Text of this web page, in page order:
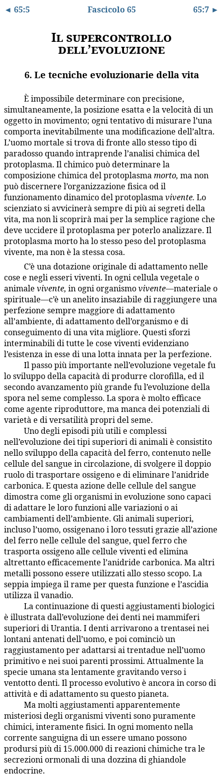
◄ 65:5 Fascicolo 65 65:7 ►
Il supercontrollo
dell’evoluzione
6. Le tecniche evoluzionarie della vita
È impossibile determinare con precisione,
simultaneamente, la posizione esatta e la velocità di un
oggetto in movimento; ogni tentativo di misurare l’una
comporta inevitabilmente una modificazione dell’altra.
L’uomo mortale si trova di fronte allo stesso tipo di
paradosso quando intraprende l’analisi chimica del
protoplasma. Il chimico può determinare la
composizione chimica del protoplasmamorto, ma non
può discernere l’organizzazione fisica od il
funzionamento dinamico del protoplasmavivente. Lo
scienziato si avvicinerà sempre di più ai segreti della
vita, ma non li scoprirà mai per la semplice ragione che
deve uccidere il protoplasma per poterlo analizzare. Il
protoplasma morto ha lo stesso peso del protoplasma
vivente, ma non è la stessa cosa.
C’è una dotazione originale di adattamento nelle
cose e negli esseri viventi. In ogni cellula vegetale o
animale vivente, in ogni organismovivente—materiale o
spirituale—c’è un anelito insaziabile di raggiungere una
perfezione sempre maggiore di adattamento
all’ambiente, di adattamento dell’organismo e di
conseguimento di una vita migliore. Questi sforzi
interminabili di tutte le cose viventi evidenziano
l’esistenza in esse di una lotta innata per la perfezione.
Il passo più importante nell’evoluzione vegetale fu
lo sviluppo della capacità di produrre clorofilla, ed il
secondo avanzamento più grande fu l’evoluzione della
spora nel seme complesso. La spora è molto efficace
come agente riproduttore, ma manca dei potenziali di
varietà e di versatilità propri del seme.
Uno degli episodi più utili e complessi
nell’evoluzione dei tipi superiori di animali è consistito
nello sviluppo della capacità del ferro, contenuto nelle
cellule del sangue in circolazione, di svolgere il doppio
ruolo di trasportare ossigeno e di eliminare l’anidride
carbonica. E questa azione delle cellule del sangue
dimostra come gli organismi in evoluzione sono capaci
di adattare le loro funzioni alle variazioni o ai
cambiamenti dell’ambiente. Gli animali superiori,
incluso l’uomo, ossigenano i loro tessuti grazie all’azione
del ferro nelle cellule del sangue, quel ferro che
trasporta ossigeno alle cellule viventi ed elimina
altrettanto efficacemente l’anidride carbonica. Ma altri
metalli possono essere utilizzati allo stesso scopo. La
seppia impiega il rame per questa funzione e l’ascidia
utilizza il vanadio.
La continuazione di questi aggiustamenti biologici
è illustrata dall’evoluzione dei denti nei mammiferi
superiori di Urantia. I denti arrivarono a trentasei nei
lontani antenati dell’uomo, e poi cominciò un
raggiustamento per adattarsi ai trentadue nell’uomo
primitivo e nei suoi parenti prossimi. Attualmente la
specie umana sta lentamente gravitando verso i
ventotto denti. Il processo evolutivo è ancora in corso di
attività e di adattamento su questo pianeta.
Ma molti aggiustamenti apparentemente
misteriosi degli organismi viventi sono puramente
chimici, interamente fisici. In ogni momento nella
corrente sanguigna di un essere umano possono
prodursi più di 15.000.000 di reazioni chimiche tra le
secrezioni ormonali di una dozzina di ghiandole
endocrine.